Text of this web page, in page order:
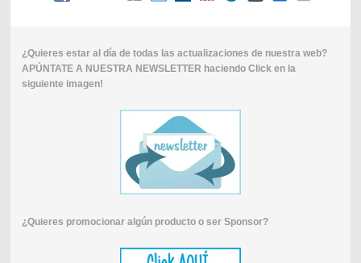
¿Quieres estar al día de todas las actualizaciones de nuestra web?
APÚNTATE A NUESTRA NEWSLETTER haciendo Click en la
siguiente imagen!
¿Quieres promocionar algún producto o ser Sponsor?